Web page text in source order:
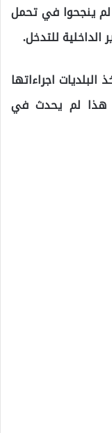
لم ينجحوا في تحمل
الداخلية للتدخل.
اجراءاتها
هذا لم يحدث في